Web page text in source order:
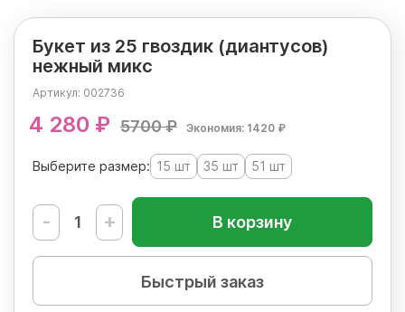
Букет из 25 гвоздик (диантусов)
нежный микс
Артикул: 002736
4 280 ₽ 5700 ₽ Экономия: 1420 ₽
Выберите размер: 15 шт 35 шт 51 шт
- + В корзину
Быстрый заказ